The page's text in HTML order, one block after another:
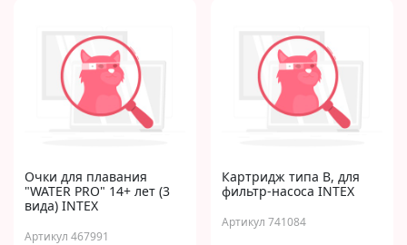
Очки для плавания
"WATER PRO" 14+ лет (3
вида) INTEX
Артикул 467991
Картридж типа B, для
фильтр-насоса INTEX
Артикул 741084